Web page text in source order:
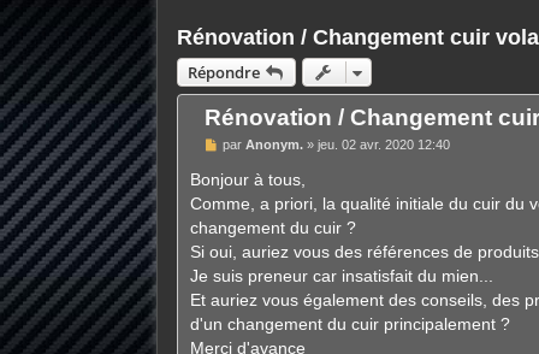
Rénovation / Changement cuir
Répondre
Rénovation / Changement
M
s
s
a
e
parAnonym. »jeu. 02 avr. 2020 12:40
Bonjour à tous,
Comme, a priori, la qualité initiale du cuir du
changement du cuir ?
Si oui, auriez vous des références de
Je suis preneur car insatisfait du mien...
Et auriez vous également des conseils, des
d'un changement du cuir principalement ?
Merci d'avance